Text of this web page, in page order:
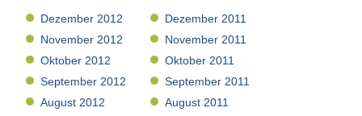
Dezember 2012
November 2012
Oktober 2012
September 2012
August 2012
Dezember 2011
November 2011
Oktober 2011
September 2011
August 2011